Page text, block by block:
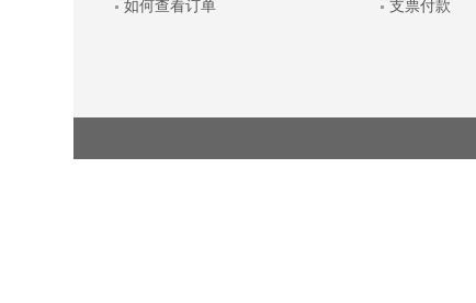
如何查看订单
支票付款